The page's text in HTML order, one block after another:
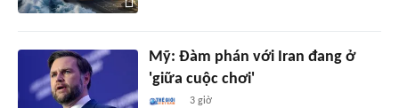
Mỹ: Đàm phán với Iran đang ở
'giữa cuộc chơi'
3 giờ